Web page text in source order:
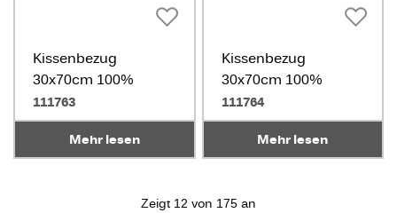
Kissenbezug
30x70cm 100%
Baumwolle weiß
111763
Mehr lesen
Kissenbezug
30x70cm 100%
Baumwolle beige
111764
Mehr lesen
Zeigt 12 von 175 an